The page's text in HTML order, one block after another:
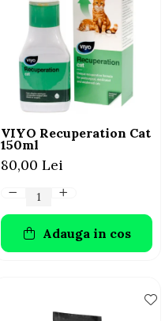
VIYO Recuperation Cat
150ml
80,00 Lei
Adauga in cos